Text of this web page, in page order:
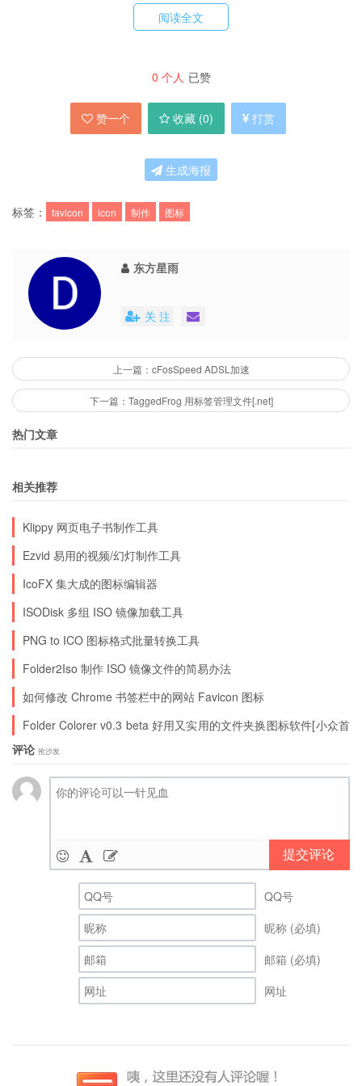
P.S.不出意外，我现在在火车上，这篇文章是上车
前写好的，理想是这样的，三月一日下午17点55
兰州至北京西临客。传说三号凌晨2点到
临客一般就晚点到白天了
车前往北京站，买票，上车，下午到
阅读全文
0 个人 已赞
赞一个 收藏 (0) 打赏
生成海报
标签： favicon icon 制作 图标
东方星雨
关 注
上一篇：cFosSpeed ADSL加速
下一篇：TaggedFrog 用标签管理文件[.net]
热门文章
相关推荐
Klippy 网页电子书制作工具
Ezvid 易用的视频/幻灯制作工具
IcoFX 集大成的图标编辑器
ISODisk 多组 ISO 镜像加载工具
PNG to ICO 图标格式批量转换工具
Folder2Iso 制作 ISO 镜像文件的简易办法
如何修改 Chrome 书签栏中的网站 Favicon 图标
Folder Colorer v0.3 beta 好用又实用的文件夹换图标软件[小众首
发]
评论 抢沙发
提交评论
QQ号
昵称 (必填)
邮箱 (必填)
网址